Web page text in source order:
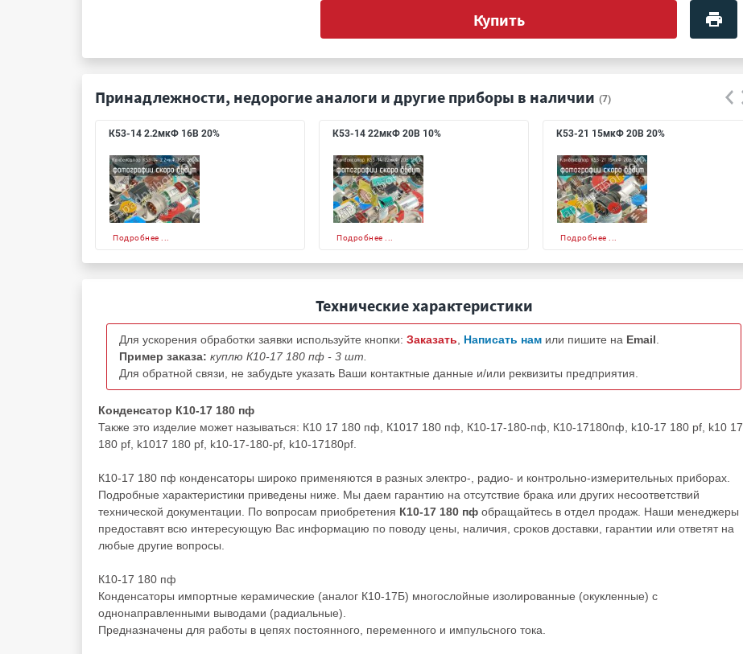
Купить
Принадлежности, недорогие аналоги и другие приборы в наличии (7)
К53-14 2.2мкФ 16В 20%
Подробнее ...
К53-14 22мкФ 20В 10%
Подробнее ...
К53-21 15мкФ 20В 20%
Подробнее ...
Технические характеристики
Для ускорения обработки заявки используйте кнопки: Заказать Написать нам или пишите на Email
Пример заказа: куплю К10-17 180 пф - 3 шт.
Для обратной связи, не забудьте указать Ваши контактные данные и/или реквизиты предприятия.
Конденсатор К10-17 180 пф
Также это изделие может называться: К10 17 180 пф, К1017 180 пф, К10-17-180-пф, К10-17180пф, k10-17 180 pf, k10 17
180 pf, k1017 180 pf, k10-17-180-pf, k10-17180pf.
К10-17 180 пф конденсаторы широко применяются в разных электро-, радио- и контрольно-измерительных приборах.
Подробные характеристики приведены ниже. Мы даем гарантию на отсутствие брака или других несоответствий
технической документации. По вопросам приобретения К10-17 180 пф обращайтесь в отдел продаж. Наши менеджеры
предоставят всю интересующую Вас информацию по поводу цены, наличия, сроков доставки, гарантии или ответят на
любые другие вопросы.
К10-17 180 пф
Конденсаторы импортные керамические (аналог К10-17Б) многослойные изолированные (окукленные) с
однонаправленными выводами (радиальные).
Предназначены для работы в цепях постоянного, переменного и импульсного тока.